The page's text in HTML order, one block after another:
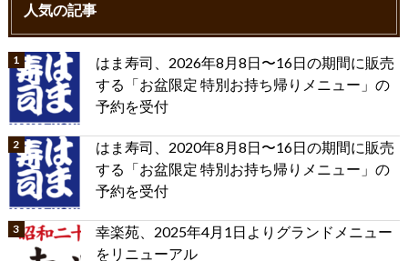
人気の記事
はま寿司、2026年8月8日〜16日の期間に販売
する「お盆限定 特別お持ち帰りメニュー」の
予約を受付
はま寿司、2020年8月8日〜16日の期間に販売
する「お盆限定 特別お持ち帰りメニュー」の
予約を受付
幸楽苑、2025年4月1日よりグランドメニュー
をリニューアル